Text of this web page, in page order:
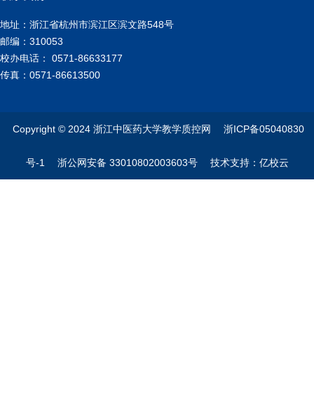
地址：浙江省杭州市滨江区滨文路548号
邮编：310053
校办电话： 0571-86633177
传真：0571-86613500
Copyright © 2024 浙江中医药大学教学质控网 浙ICP备05040830
号-1 浙公网安备 33010802003603号 技术支持：亿校云